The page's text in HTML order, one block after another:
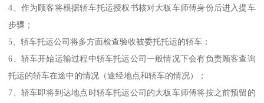
4、作为顾客将根据轿车托运授权书核对大板车师傅身份后进入提车
步骤；
5、轿车托运公司将多方面检查验收被委托托运的轿车；
6、轿车开始运输过程中轿车托运公司一般情况下会有负责顾客查询
托运的轿车在途中的情况（途经地点和轿车的情况）；
7、轿车即将到达地点时轿车托运公司的大板车师傅将按之前预留的